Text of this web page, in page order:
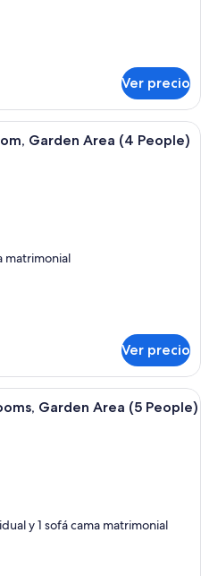
Ver precio
Un dormitorio con cama, mesitas de
Garden Area (4 People)
matrimonial
Ver precio
Un dormitorio con cama, mesitas de
Garden Area (5 People)
y 1 sofá cama matrimonial